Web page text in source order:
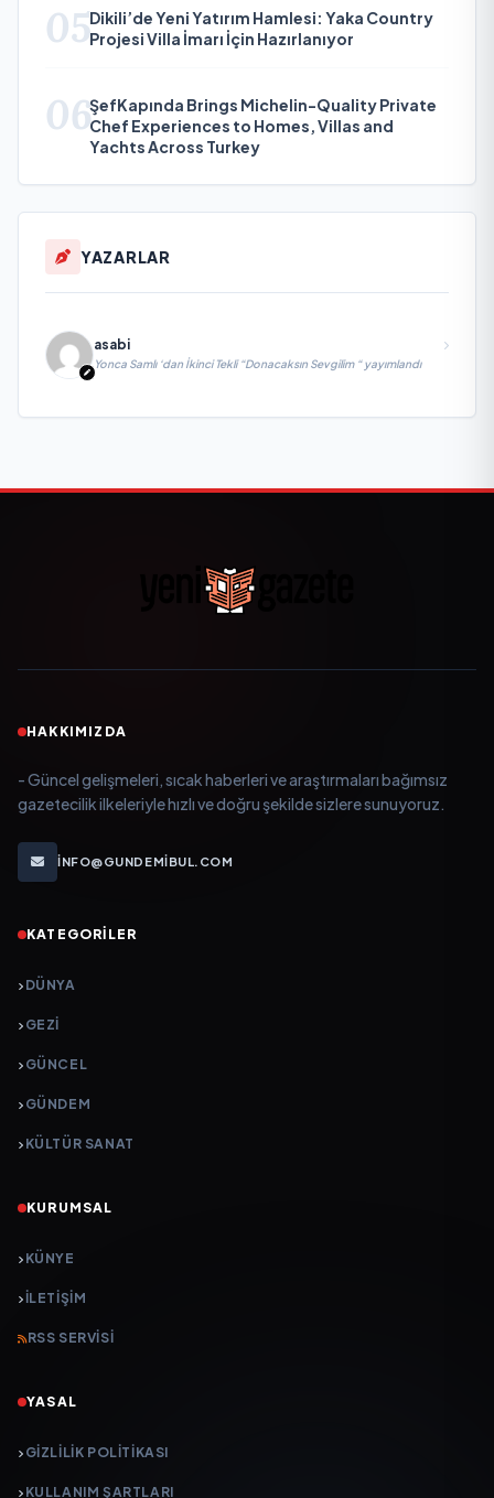
05Dikili’de Yeni Yatırım Hamlesi: Yaka Country
Projesi Villa İmarı İçin Hazırlanıyor
06ŞefKapında Brings Michelin-Quality Private
Chef Experiences to Homes, Villas and
Yachts Across Turkey
YAZARLAR
asabi
Yonca Samlı ‘dan İkinci Tekli “Donacaksın Sevgilim “ yayımlandı
HAKKIMIZDA
- Güncel gelişmeleri, sıcak haberleri ve araştırmaları bağımsız
gazetecilik ilkeleriyle hızlı ve doğru şekilde sizlere sunuyoruz.
INFO@GUNDEMIBUL.COM
KATEGORILER
DÜNYA
GEZI
GÜNCEL
GÜNDEM
KÜLTÜR SANAT
KURUMSAL
KÜNYE
İLETIŞIM
RSS SERVISI
YASAL
GIZLILIK POLITIKASI
KULLANIM ŞARTLARI